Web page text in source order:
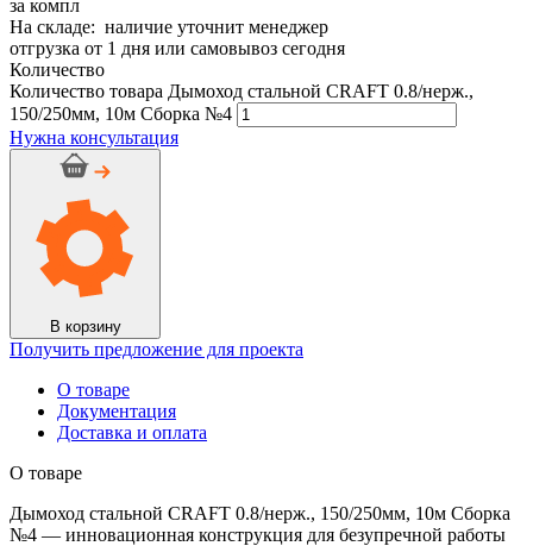
за компл
На складе: наличие уточнит менеджер
отгрузка от 1 дня или самовывоз сегодня
Количество
Количество товара Дымоход стальной CRAFT 0.8/нерж.,
150/250мм, 10м Сборка №4
Нужна консультация
В корзину
Получить предложение для проекта
О товаре
Документация
Доставка и оплата
О товаре
Дымоход стальной CRAFT 0.8/нерж., 150/250мм, 10м Сборка
№4 — инновационная конструкция для безупречной работы